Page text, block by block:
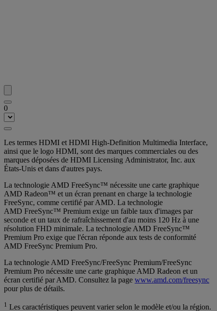
0
Les termes HDMI et HDMI High-Definition Multimedia Interface,
ainsi que le logo HDMI, sont des marques commerciales ou des
marques déposées de HDMI Licensing Administrator, Inc. aux
États-Unis et dans d'autres pays.
La technologie AMD FreeSync™ nécessite une carte graphique
AMD Radeon™ et un écran prenant en charge la technologie
FreeSync, comme certifié par AMD. La technologie
AMD FreeSync™ Premium exige un faible taux d'images par
seconde et un taux de rafraîchissement d'au moins 120 Hz à une
résolution FHD minimale. La technologie AMD FreeSync™
Premium Pro exige que l'écran réponde aux tests de conformité
AMD FreeSync Premium Pro.
La technologie AMD FreeSync/FreeSync Premium/FreeSync
Premium Pro nécessite une carte graphique AMD Radeon et un
écran certifié par AMD. Consultez la page www.amd.com/freesync
pour plus de détails.
1 Les caractéristiques peuvent varier selon le modèle et/ou la région.